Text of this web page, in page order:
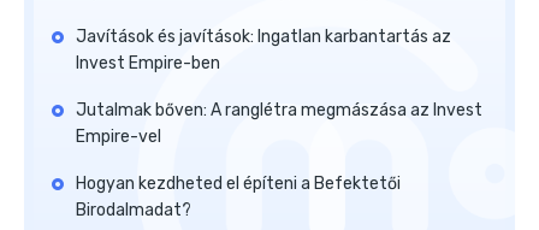
Javítások és javítások: Ingatlan karbantartás az
Invest Empire-ben
Jutalmak bőven: A ranglétra megmászása az Invest
Empire-vel
Hogyan kezdheted el építeni a Befektetői
Birodalmadat?